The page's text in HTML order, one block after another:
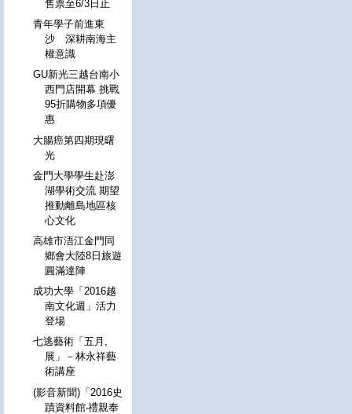
售票至6/3日止
青年學子前進東
沙 深耕南海主
權意識
GU新光三越台南小
西門店開幕 挑戰
95折購物多項優
惠
大腸癌第四期現曙
光
金門大學學生赴澎
湖學術交流 期望
推動離島地區核
心文化
高雄市浯江金門同
鄉會大陸8日旅遊
圓滿達陣
成功大學「2016越
南文化週」活力
登場
七逃藝術「五月,
展」－林永祥藝
術講座
(影音新聞)「2016史
蹟資料館‧禮親奉